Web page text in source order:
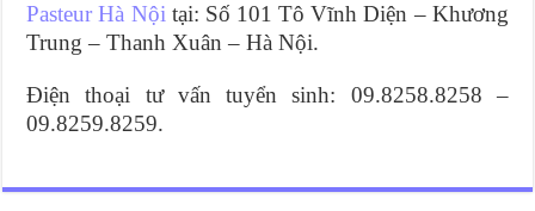
Pasteur Hà Nội tại: Số 101 Tô Vĩnh Diện – Khương
Trung – Thanh Xuân – Hà Nội.
Điện thoại tư vấn tuyển sinh: 09.8258.8258 –
09.8259.8259.